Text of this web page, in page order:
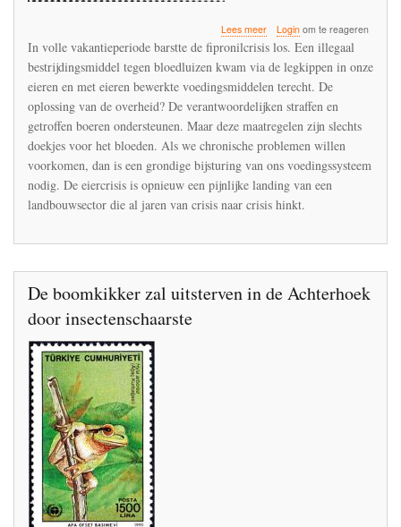
Lees meerover
Hoe
eiercrisis
het
failliet
ons
landbouwsysteem
onthult
Loginom te reageren
In volle vakantieperiode barstte de fipronilcrisis los. Een illegaal
bestrijdingsmiddel tegen bloedluizen kwam via de legkippen in onze
eieren en met eieren bewerkte voedingsmiddelen terecht. De
oplossing van de overheid? De verantwoordelijken straffen en
getroffen boeren ondersteunen. Maar deze maatregelen zijn slechts
doekjes voor het bloeden. Als we chronische problemen willen
voorkomen, dan is een grondige bijsturing van ons voedingssysteem
nodig. De eiercrisis is opnieuw een pijnlijke landing van een
landbouwsector die al jaren van crisis naar crisis hinkt.
De boomkikker zal uitsterven in de Achterhoek
door insectenschaarste